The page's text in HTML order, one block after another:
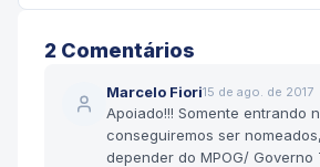
2 Comentários
Marcelo Fiori15 de ago. de 2017
Apoiado!!! Somente entrando
conseguiremos ser
depender do MPOG/ Governo